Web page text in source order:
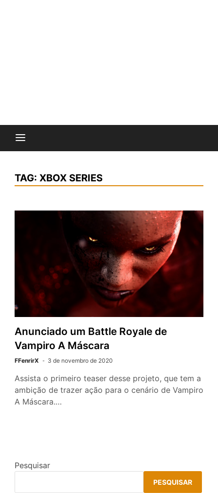
TAG: XBOX SERIES
Anunciado um Battle Royale de
Vampiro A Máscara
FFenrirX 3 de novembro de 2020
Assista o primeiro teaser desse projeto, que tem a
ambição de trazer ação para o cenário de Vampiro
A Máscara.…
Pesquisar
PESQUISAR